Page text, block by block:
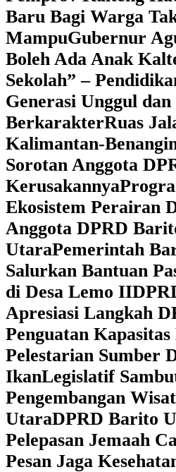
Baru Bagi Warga
Mampu‎Gubernur
Boleh Ada Anak
Sekolah” –
Generasi Unggul dan
BerkarakterRuas
Kalimantan-
Sorotan Anggota
Kerusakannya
Ekosistem Perairan
Anggota DPRD
UtaraPemerintah
Salurkan Bantuan
di Desa Lemo II
Apresiasi Langkah
Penguatan
Pelestarian Sumber
IkanLegislatif
Pengembangan
UtaraDPRD Barito
Pelepasan Jemaah
Pesan Jaga